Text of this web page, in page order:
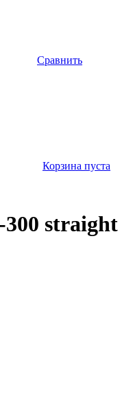
Сравнить
Корзина пуста
300 straight